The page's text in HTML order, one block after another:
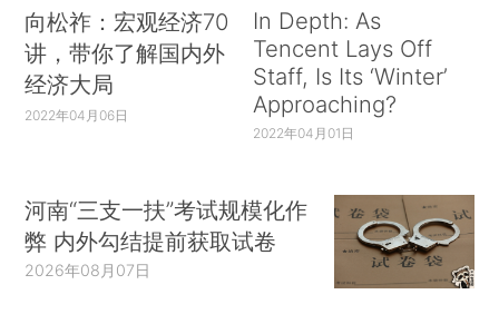
向松祚：宏观经济70
讲，带你了解国内外
经济大局
2022年04月06日
In Depth: As
Tencent Lays Off
Staff, Is Its ‘Winter’
Approaching?
2022年04月01日
河南“三支一扶”考试规模化作
弊 内外勾结提前获取试卷
2026年08月07日